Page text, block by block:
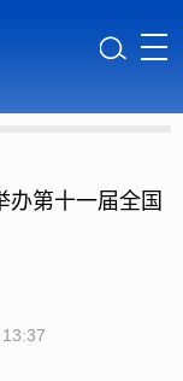
办第十一届全国